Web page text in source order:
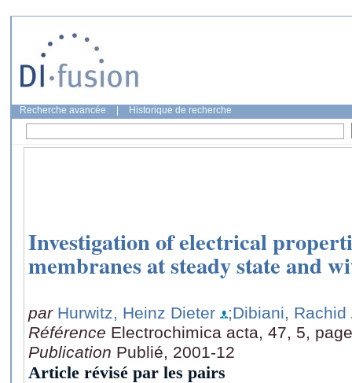
Recherche avancée Historique de recherche
Investigation of electrical
membranes at steady state and
par Hurwitz, Heinz Dieter
;Dibiani, Rachid
Référence Electrochimica acta, 47, 5,
Publication Publié, 2001-12
Article révisé par les pairs